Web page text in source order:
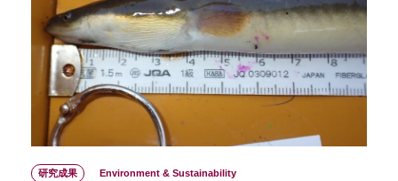
研究成果 Environment & Sustainability